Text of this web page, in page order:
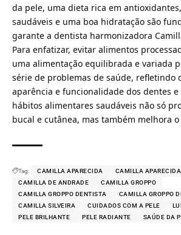
da pele, uma dieta rica em
saudáveis e uma boa hidratação são
garante a dentista harmonizadora
Para enfatizar, evitar alimentos
uma alimentação equilibrada e variada
série de problemas de saúde, refletindo
aparência e funcionalidade dos dentes
hábitos alimentares saudáveis não só
bucal e cutânea, mas também melhora
Tag: CAMILLA APARECIDA
CAMILLA
CAMILLA DE ANDRADE
CAMILLA GROPPO
CAMILLA GROPPO DENTISTA
CAMILLA GROPPO
CAMILLA SILVEIRA
CUIDADOS COM A PELE
PELE BRILHANTE
PELE RADIANTE SAÚDE DA